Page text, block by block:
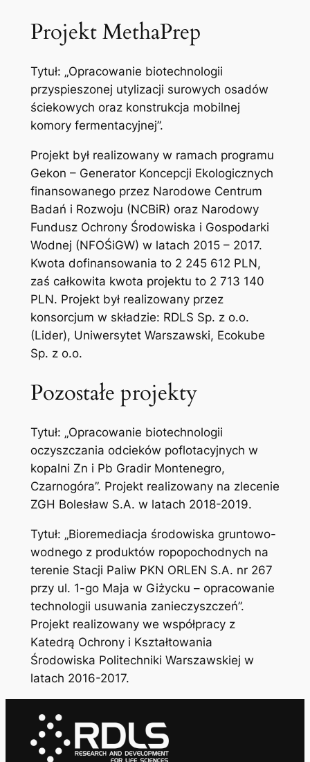
Projekt MethaPrep
Tytuł: „Opracowanie biotechnologii
przyspieszonej utylizacji surowych osadów
ściekowych oraz konstrukcja mobilnej
komory fermentacyjnej”.
Projekt był realizowany w ramach programu
Gekon – Generator Koncepcji Ekologicznych
finansowanego przez Narodowe Centrum
Badań i Rozwoju (NCBiR) oraz Narodowy
Fundusz Ochrony Środowiska i Gospodarki
Wodnej (NFOŚiGW) w latach 2015 – 2017.
Kwota dofinansowania to 2 245 612 PLN,
zaś całkowita kwota projektu to 2 713 140
PLN. Projekt był realizowany przez
konsorcjum w składzie: RDLS Sp. z o.o.
(Lider), Uniwersytet Warszawski, Ecokube
Sp. z o.o.
Pozostałe projekty
Tytuł: „Opracowanie biotechnologii
oczyszczania odcieków poflotacyjnych w
kopalni Zn i Pb Gradir Montenegro,
Czarnogóra”. Projekt realizowany na zlecenie
ZGH Bolesław S.A. w latach 2018-2019.
Tytuł: „Bioremediacja środowiska gruntowo-
wodnego z produktów ropopochodnych na
terenie Stacji Paliw PKN ORLEN S.A. nr 267
przy ul. 1-go Maja w Giżycku – opracowanie
technologii usuwania zanieczyszczeń”.
Projekt realizowany we współpracy z
Katedrą Ochrony i Kształtowania
Środowiska Politechniki Warszawskiej w
latach 2016-2017.